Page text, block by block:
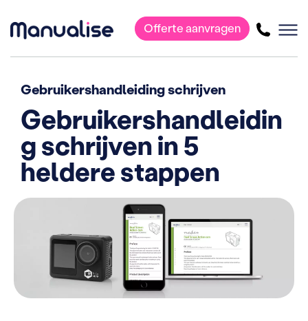
HoofdnavigatieOfferte aanvragen
Gebruikershandleiding schrijven
Gebruikershandleidin
g schrijven in 5
heldere stappen